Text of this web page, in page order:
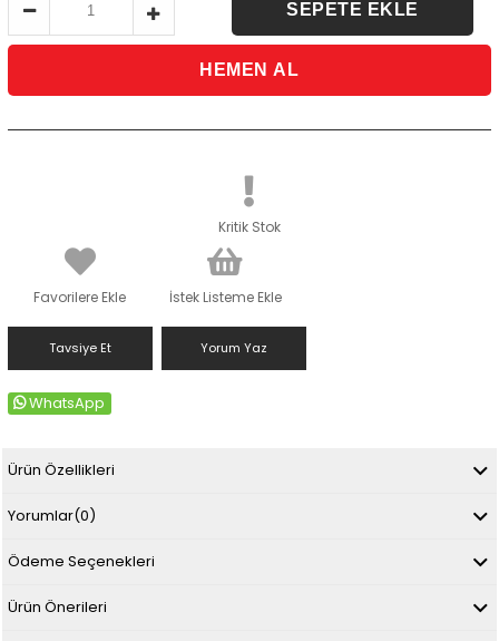
Kritik Stok
Favorilere Ekle İstek Listeme Ekle
Tavsiye Et Yorum Yaz
WhatsApp
Ürün Özellikleri
Yorumlar(0)
Ödeme Seçenekleri
Ürün Önerileri